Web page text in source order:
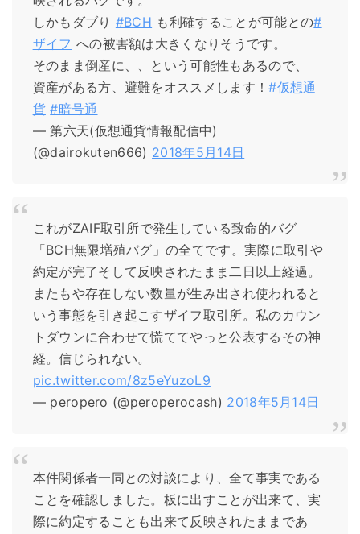
しかもダブり #BCH も利確することが可能との#
ザイフ への被害額は大きくなりそうです。
そのまま倒産に、、という可能性もあるので、
資産がある方、避難をオススメします！#仮想通
貨 #暗号通
— 第六天(仮想通貨情報配信中)
(@dairokuten666) 2018年5月14日
これがZAIF取引所で発生している致命的バグ
「BCH無限増殖バグ」の全てです。実際に取引や
約定が完了そして反映されたまま二日以上経過。
またもや存在しない数量が生み出され使われると
いう事態を引き起こすザイフ取引所。私のカウン
トダウンに合わせて慌ててやっと公表するその神
経。信じられない。
pic.twitter.com/8z5eYuzoL9
— peropero (@peroperocash) 2018年5月14日
本件関係者一同との対談により、全て事実である
ことを確認しました。板に出すことが出来て、実
際に約定することも出来て反映されたままであ